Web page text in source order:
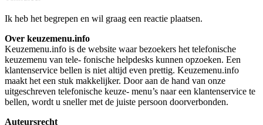
Ik heb het begrepen en wil graag een reactie plaatsen.
Over keuzemenu.info
Keuzemenu.info is de website waar bezoekers het telefonische
keuzemenu van tele- fonische helpdesks kunnen opzoeken. Een
klantenservice bellen is niet altijd even prettig. Keuzemenu.info
maakt het een stuk makkelijker. Door aan de hand van onze
uitgeschreven telefonische keuze- menu’s naar een klantenservice te
bellen, wordt u sneller met de juiste persoon doorverbonden.
Auteursrecht